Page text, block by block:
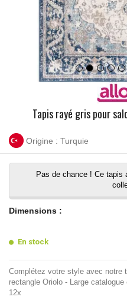
Tapis rayé gris pour
Origine : Turquie
Pas de chance ! Ce tapis
Dimensions :
En stock
Complétez votre style avec notre
rectangle Oriolo - Large
12x